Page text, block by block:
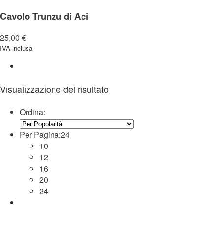
Cavolo Trunzu di Aci
25,00 €
IVA inclusa
Visualizzazione del risultato
Ordina:
Per Pagina:24
10
12
16
20
24